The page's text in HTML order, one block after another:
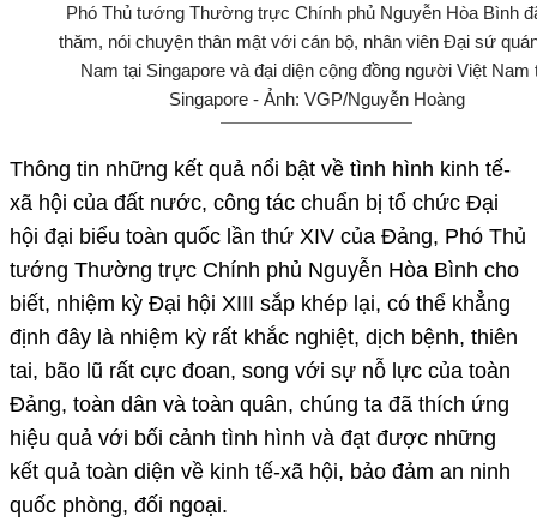
Phó Thủ tướng Thường trực Chính phủ Nguyễn Hòa Bình
thăm, nói chuyện thân mật với cán bộ, nhân viên Đại sứ
Nam tại Singapore và đại diện cộng đồng người Việt Nam
Singapore - Ảnh: VGP/Nguyễn Hoàng
Thông tin những kết quả nổi bật về tình hình kinh tế-
xã hội của đất nước, công tác chuẩn bị tổ chức Đại
hội đại biểu toàn quốc lần thứ XIV của Đảng, Phó Thủ
tướng Thường trực Chính phủ Nguyễn Hòa Bình cho
biết, nhiệm kỳ Đại hội XIII sắp khép lại, có thể khẳng
định đây là nhiệm kỳ rất khắc nghiệt, dịch bệnh, thiên
tai, bão lũ rất cực đoan, song với sự nỗ lực của toàn
Đảng, toàn dân và toàn quân, chúng ta đã thích ứng
hiệu quả với bối cảnh tình hình và đạt được những
kết quả toàn diện về kinh tế-xã hội, bảo đảm an ninh
quốc phòng, đối ngoại.